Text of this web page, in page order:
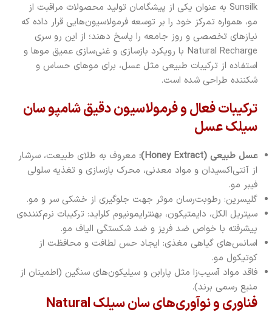
Sunsilk به عنوان یکی از پیشگامان تولید محصولات مراقبت از
مو، همواره تمرکز خود را بر توسعه فرمولاسیون‌هایی قرار داده که
نیازهای تخصصی و روز جامعه را پاسخ دهند؛ از این رو سری
Natural Recharge با رویکرد بازسازی و غنی‌سازی عمیق موها و
استفاده از ترکیبات طبیعی مثل عسل، برای موهای حساس و
شکننده طراحی شده است.
ترکیبات فعال و فرمولاسیون دقیق شامپو سان
سیلک عسل
عسل طبیعی (Honey Extract):
معروف به طلای طبیعت، سرشار
از آنتی‌اکسیدان و مواد معدنی، محرک بازسازی و تغذیه سلولی
فیبر مو.
گلیسرین: رطوبت‌رسان موثر جهت جلوگیری از خشکی سر و مو.
سیتریل الکل، دایمتیکون، بهنترایمونیوم کلراید: ترکیبات نرم‌کننده‌ی
پیشرفته با خواص ضد فریز و ضد شکستگی الیاف مو.
اسانس‌های گیاهی مغذی: ایجاد حس لطافت و محافظت از
کوتیکول مو.
فاقد مواد آسیب‌زا مثل پارابن و سیلیکون‌های سنگین (اطمینان از
منبع رسمی برند).
فناوری و نوآوری‌های سان سیلک Natural